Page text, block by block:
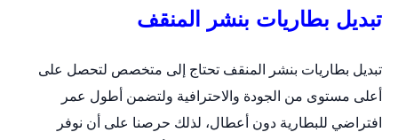
تبديل بطاريات بنشر المنقف
تبديل بطاريات بنشر المنقف تحتاج إلى متخصص لتحصل على
أعلى مستوى من الجودة والاحترافية ولتضمن أطول عمر
افتراضي للبطارية دون أعطال، لذلك حرصنا على أن نوفر